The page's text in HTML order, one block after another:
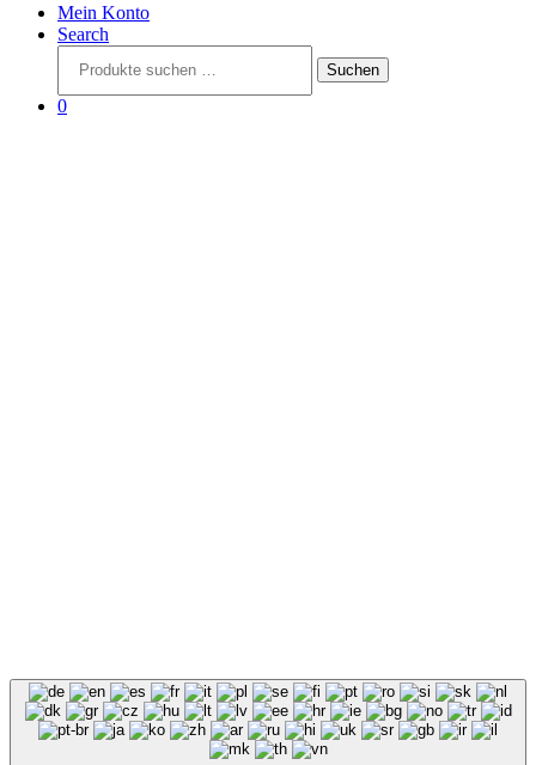
Mein Konto
Search
nach:
Suchen
0